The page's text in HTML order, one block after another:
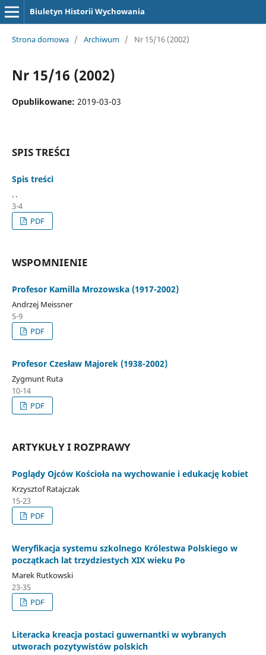
Biuletyn Historii Wychowania
Strona domowa / Archiwum / Nr 15/16 (2002)
Nr 15/16 (2002)
Opublikowane: 2019-03-03
SPIS TREŚCI
Spis treści
. .
3-4
PDF
WSPOMNIENIE
Profesor Kamilla Mrozowska (1917-2002)
Andrzej Meissner
5-9
PDF
Profesor Czesław Majorek (1938-2002)
Zygmunt Ruta
10-14
PDF
ARTYKUŁY I ROZPRAWY
Poglądy Ojców Kościoła na wychowanie i edukację kobiet
Krzysztof Ratajczak
15-23
PDF
Weryfikacja systemu szkolnego Królestwa Polskiego w
początkach lat trzydziestych XIX wieku Po
Marek Rutkowski
23-35
PDF
Literacka kreacja postaci guwernantki w wybranych
utworach pozytywistów polskich